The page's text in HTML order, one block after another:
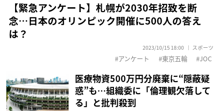
【緊急アンケート】札幌が2030年招致を断
念…日本のオリンピック開催に500人の答え
は？
2023/10/15 18:00 スポーツ
アンケート 東京五輪 JOC
医療物資500万円分廃棄に“隠蔽疑
惑”も…組織委に「倫理観欠落して
る」と批判殺到